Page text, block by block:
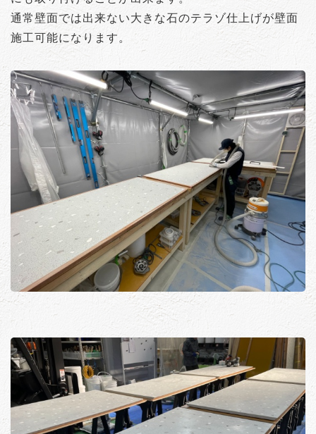
通常壁面では出来ない大きな石のテラゾ仕上げが壁面
施工可能になります。